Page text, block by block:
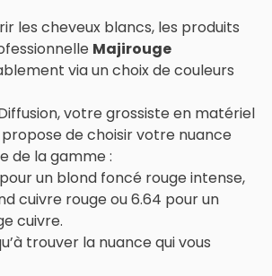
les cheveux blancs, les produits
Majirouge
via un choix de couleurs
votre grossiste en matériel
de choisir votre nuance
de la gamme :
un blond foncé rouge intense,
cuivre rouge ou 6.64 pour un
cuivre.
trouver la nuance qui vous